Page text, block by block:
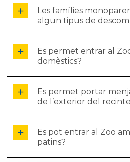
Les famílies
algun tipus de
Es permet entrar al
domèstics?
Es permet portar
de l’exterior del
Es pot entrar al Zoo
patins?